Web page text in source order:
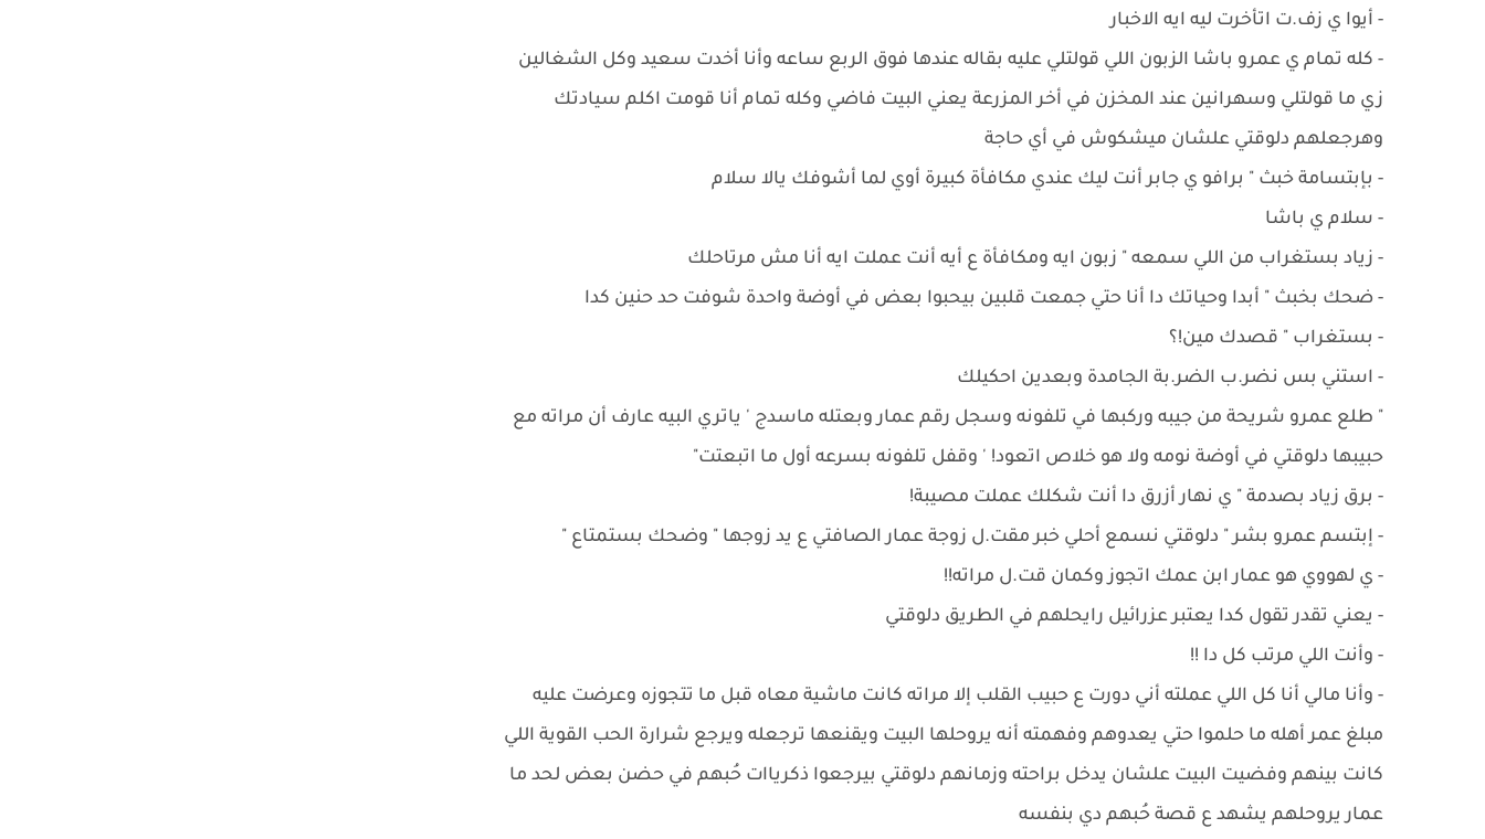
- أيوا ي زف.ت اتأخرت ليه ايه الاخبار
- ‏كله تمام ي عمرو باشا الزبون اللي قولتلي عليه بقاله عندها فوق الربع ساعه وأنا أخدت سعيد وكل الشغالين
زي ما قولتلي وسهرانين عند المخزن في أخر المزرعة يعني البيت فاضي وكله تمام أنا قومت اكلم سيادتك
وهرجعلهم دلوقتي علشان ميشكوش في أي حاجة
- بإبتسامة خبث " ‏برافو ي جابر أنت ليك عندي مكافأة كبيرة أوي لما أشوفك يالا سلام
- ‏سلام ي باشا
- ‏زياد بستغراب من اللي سمعه " زبون ايه ومكافأة ع أيه أنت عملت ايه أنا مش مرتاحلك
- ‏ضحك بخبث " أبدا وحياتك دا أنا حتي جمعت قلبين بيحبوا بعض في أوضة واحدة شوفت حد حنين كدا
- ‏بستغراب " قصدك مين!؟
- ‏استني بس نضر.ب الضر.بة الجامدة وبعدين احكيلك
" طلع عمرو شريحة من جيبه وركبها في تلفونه وسجل رقم عمار وبعتله ماسدج ' ياتري البيه عارف أن مراته مع
حبيبها دلوقتي في أوضة نومه ولا هو خلاص اتعود! ' وقفل تلفونه بسرعه أول ما اتبعتت"
- برق زياد بصدمة " ي نهار أزرق دا أنت شكلك عملت مصيبة!
- ‏إبتسم عمرو بشر " دلوقتي نسمع أحلي خبر مقت.ل زوجة عمار الصافتي ع يد زوجها " وضحك بستمتاع "
- ‏ي لهووي هو عمار ابن عمك اتجوز وكمان قت.ل مراته!!
- ‏يعني تقدر تقول كدا يعتبر عزرائيل رايحلهم في الطريق دلوقتي
- ‏وأنت اللي مرتب كل دا !!
- ‏وأنا مالي أنا كل اللي عملته أني دورت ع حبيب القلب إلا مراته كانت ماشية معاه قبل ما تتجوزه وعرضت عليه
مبلغ عمر أهله ما حلموا حتي يعدوهم وفهمته أنه يروحلها البيت ويقنعها ترجعله ويرجع شرارة الحب القوية اللي
كانت بينهم وفضيت البيت علشان يدخل براحته وزمانهم دلوقتي بيرجعوا ذكرياات حُبهم في حضن بعض لحد ما
عمار يروحلهم يشهد ع قصة حُبهم دي بنفسه